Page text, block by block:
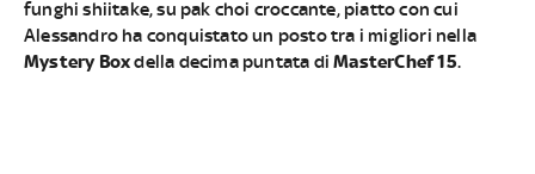
funghi shiitake, su pak choi croccante, piatto con cui
Alessandro ha conquistato un posto tra i migliori nella
Mystery Boxdella decima puntata diMasterChef 15.